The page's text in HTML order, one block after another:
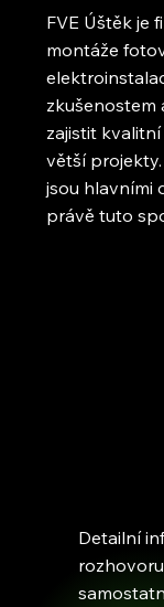
FVE Úštěk je
montáže
zkušenostem
zajistit
větší
jsou hlavními
právě tuto
Detailní